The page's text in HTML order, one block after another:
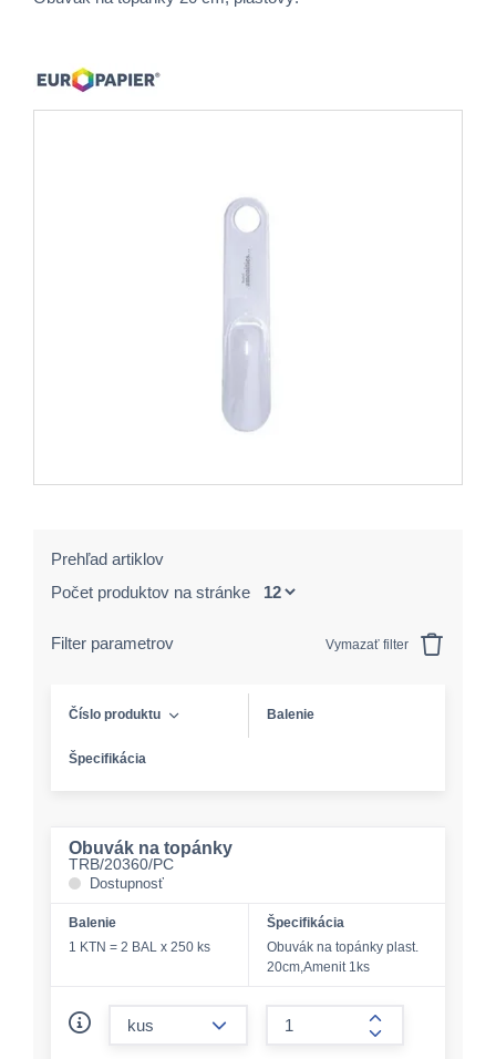
Prehľad artiklov
Počet produktov na stránke
Filter parametrov Vymazať filter
Číslo produktu Balenie
Špecifikácia
Obuvák na topánky
TRB/20360/PC
Dostupnosť
Balenie
1 KTN = 2 BAL x 250 ks
Špecifikácia
Obuvák na topánky plast.
20cm,Amenit 1ks
form.increase-